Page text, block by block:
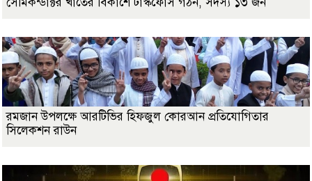
রমজান উপলক্ষে আরটিভির হিফজুল কোরআন প্রতিযোগিতার
সিলেকশন রাউন